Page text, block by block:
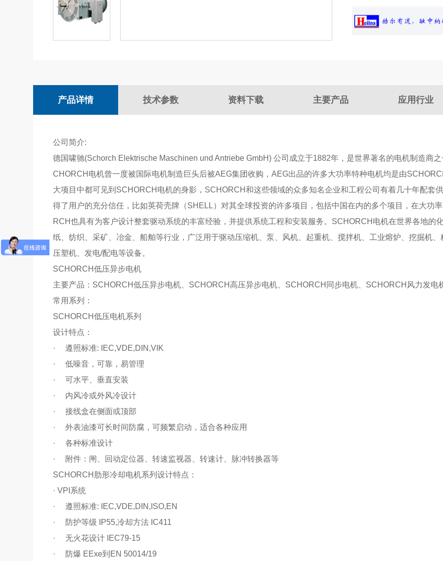
产品详情 技术参数 资料下载 主要产品 应用行业
公司简介:
德国啸驰(Schorch Elektrische Maschinen und Antriebe GmbH) 公司成立于1882年，是世界著名的电机制造商
CHORCH电机曾一度被国际电机制造巨头后被AEG集团收购，AEG出品的许多大功率特种电机均是由
大项目中都可见到SCHORCH电机的身影，SCHORCH和这些领域的众多知名企业和工程公司有着几十年配套
得了用户的充分信任，比如英荷壳牌（SHELL）对其全球投资的许多项目，包括中国在内的多个项目，在大功
RCH也具有为客户设计整套驱动系统的丰富经验，并提供系统工程和安装服务。SCHORCH电机在世界各地的
纸、纺织、采矿、冶金、船舶等行业，广泛用于驱动压缩机、泵、风机、起重机、搅拌机、工业熔炉、挖掘机
压塑机、发电/配电等设备。
SCHORCH低压异步电机
主要产品：SCHORCH低压异步电机、SCHORCH高压异步电机、SCHORCH同步电机、SCHORCH风力发电
常用系列：
SCHORCH低压电机系列
设计特点：
· 遵照标准: IEC,VDE,DIN,VIK
· 低噪音，可靠，易管理
· 可水平、垂直安装
· 内风冷或外风冷设计
· 接线盒在侧面或顶部
· 外表油漆可长时间防腐，可频繁启动，适合各种应用
· 各种标准设计
· 附件：闸、回动定位器、转速监视器、转速计、脉冲转换器等
SCHORCH肋形冷却电机系列设计特点：
·VPI 系统
· 遵照标准: IEC,VDE,DIN,ISO,EN
· 防护等级 IP55,冷却方法 IC411
· 无火花设计 IEC79-15
· 防爆 EExe到 EN 50014/19